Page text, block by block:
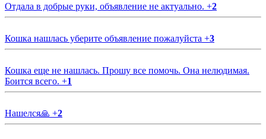
Отдала в добрые руки, объявление не актуально. +2
Кошка нашлась уберите объявление пожалуйста +3
Кошка еще не нашлась. Прошу все помочь. Она нелюдимая.
Боится всего. +1
Нашелся🙏 +2